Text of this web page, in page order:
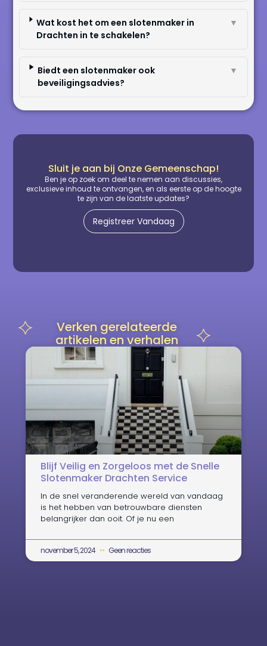
Wat kost het om een slotenmaker in
Drachten in te schakelen?
▼
Biedt een slotenmaker ook
beveiligingsadvies?
▼
Sluit je aan bij Onze Gemeenschap!
Ben je op zoek om deel te nemen aan discussies,
exclusieve inhoud te ontvangen, en als eerste op de hoogte
te zijn van de laatste updates?
Registreer Vandaag
Verken gerelateerde
artikelen en verhalen
Blijf Veilig en Zorgeloos met de Snelle
Slotenmaker Drachten Service
In de snel veranderende wereld van vandaag
is het hebben van betrouwbare diensten
belangrijker dan ooit. Of je nu een
november 5, 2024 Geen reacties